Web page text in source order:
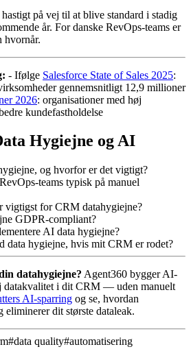
på vej til at blive standard i stadig
år. For danske RevOps-teams er
hvornår.
- Ifølge Salesforce State of Sales 2025:
gennemsnitligt 12,9 millioner
2026: organisationer med høj
kundefastholdelse
Hygiejne og AI
og hvorfor er det vigtigt?
teams typisk på manuel
for CRM datahygiejne?
GDPR-compliant?
AI data hygiejne?
data hygiejne, hvis mit CRM er rodet?
datahygiejne? Agent360 bygger AI-
datakvalitet i dit CRM — uden manuelt
AI-sparring og se, hvordan
eliminerer dit største dataleak.
#data quality#automatisering